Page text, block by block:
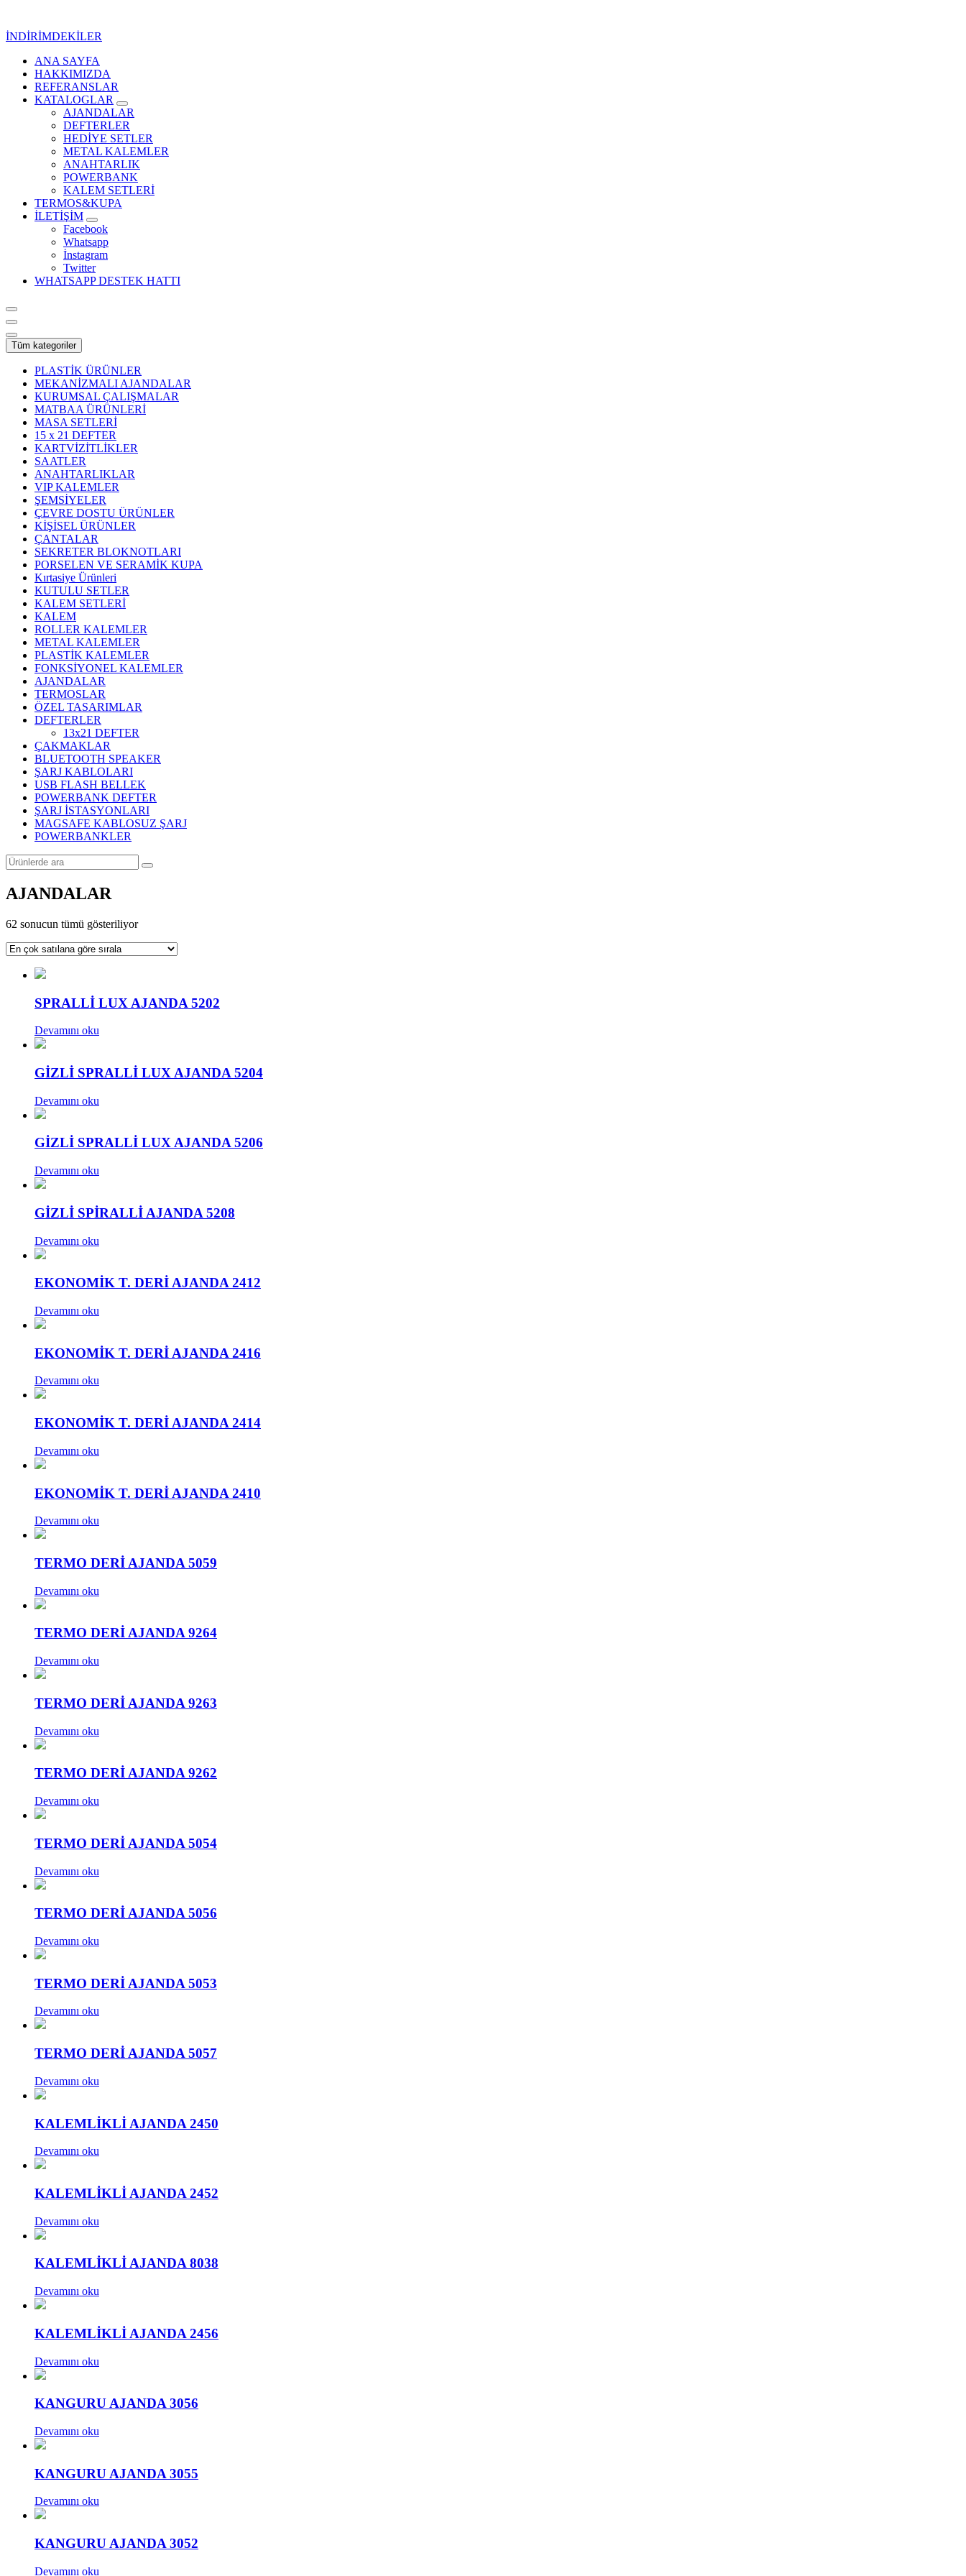
İNDİRİMDEKİLER
Kurumsal Promosyon-Hediyelik
ANA SAYFA
HAKKIMIZDA
REFERANSLAR
KATALOGLAR
AJANDALAR
DEFTERLER
HEDİYE SETLER
METAL KALEMLER
ANAHTARLIK
POWERBANK
KALEM SETLERİ
TERMOS&KUPA
İLETİŞİM
Facebook
Whatsapp
İnstagram
Twitter
WHATSAPP DESTEK HATTI
Tüm kategoriler
PLASTİK ÜRÜNLER
MEKANİZMALI AJANDALAR
KURUMSAL ÇALIŞMALAR
MATBAA ÜRÜNLERİ
MASA SETLERİ
15 x 21 DEFTER
KARTVİZİTLİKLER
SAATLER
ANAHTARLIKLAR
VIP KALEMLER
ŞEMSİYELER
ÇEVRE DOSTU ÜRÜNLER
KİŞİSEL ÜRÜNLER
ÇANTALAR
SEKRETER BLOKNOTLARI
PORSELEN VE SERAMİK KUPA
Kırtasiye Ürünleri
KUTULU SETLER
KALEM SETLERİ
KALEM
ROLLER KALEMLER
METAL KALEMLER
PLASTİK KALEMLER
FONKSİYONEL KALEMLER
AJANDALAR
TERMOSLAR
ÖZEL TASARIMLAR
DEFTERLER
13x21 DEFTER
ÇAKMAKLAR
BLUETOOTH SPEAKER
ŞARJ KABLOLARI
USB FLASH BELLEK
POWERBANK DEFTER
ŞARJ İSTASYONLARI
MAGSAFE KABLOSUZ ŞARJ
POWERBANKLER
AJANDALAR
62 sonucun tümü gösteriliyorPopülerliğe
sıralandı
SPRALLİ LUX AJANDA 5202
Devamını oku
GİZLİ SPRALLİ LUX AJANDA 5204
Devamını oku
GİZLİ SPRALLİ LUX AJANDA 5206
Devamını oku
GİZLİ SPİRALLİ AJANDA 5208
Devamını oku
EKONOMİK T. DERİ AJANDA 2412
Devamını oku
EKONOMİK T. DERİ AJANDA 2416
Devamını oku
EKONOMİK T. DERİ AJANDA 2414
Devamını oku
EKONOMİK T. DERİ AJANDA 2410
Devamını oku
TERMO DERİ AJANDA 5059
Devamını oku
TERMO DERİ AJANDA 9264
Devamını oku
TERMO DERİ AJANDA 9263
Devamını oku
TERMO DERİ AJANDA 9262
Devamını oku
TERMO DERİ AJANDA 5054
Devamını oku
TERMO DERİ AJANDA 5056
Devamını oku
TERMO DERİ AJANDA 5053
Devamını oku
TERMO DERİ AJANDA 5057
Devamını oku
KALEMLİKLİ AJANDA 2450
Devamını oku
KALEMLİKLİ AJANDA 2452
Devamını oku
KALEMLİKLİ AJANDA 8038
Devamını oku
KALEMLİKLİ AJANDA 2456
Devamını oku
KANGURU AJANDA 3056
Devamını oku
KANGURU AJANDA 3055
Devamını oku
KANGURU AJANDA 3052
Devamını oku